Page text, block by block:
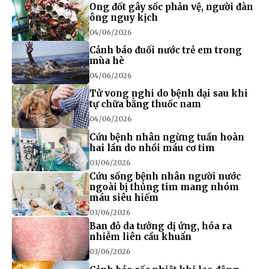
Ong đốt gây sốc phản vệ, người đàn
ông nguy kịch
04/06/2026
Cảnh báo đuối nước trẻ em trong
mùa hè
04/06/2026
Tử vong nghi do bệnh dại sau khi
tự chữa bằng thuốc nam
04/06/2026
Cứu bệnh nhân ngừng tuần hoàn
hai lần do nhồi máu cơ tim
03/06/2026
Cứu sống bệnh nhân người nước
ngoài bị thủng tim mang nhóm
máu siêu hiếm
03/06/2026
Ban đỏ da tưởng dị ứng, hóa ra
nhiễm liên cầu khuẩn
03/06/2026